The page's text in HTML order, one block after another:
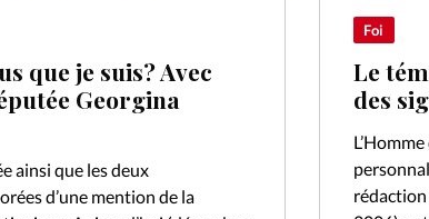
que je suis? Avec
Georgina
ainsi que les deux
d’une mention de la
Foi
Le
des